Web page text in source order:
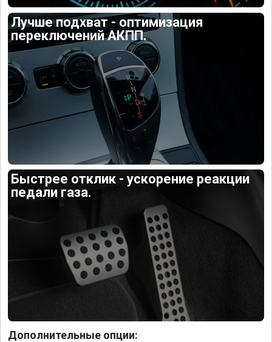
Лучше подхват - оптимизация
переключений АКПП.
Быстрее отклик - ускорение реакции
педали газа.
Дополнительные опции: